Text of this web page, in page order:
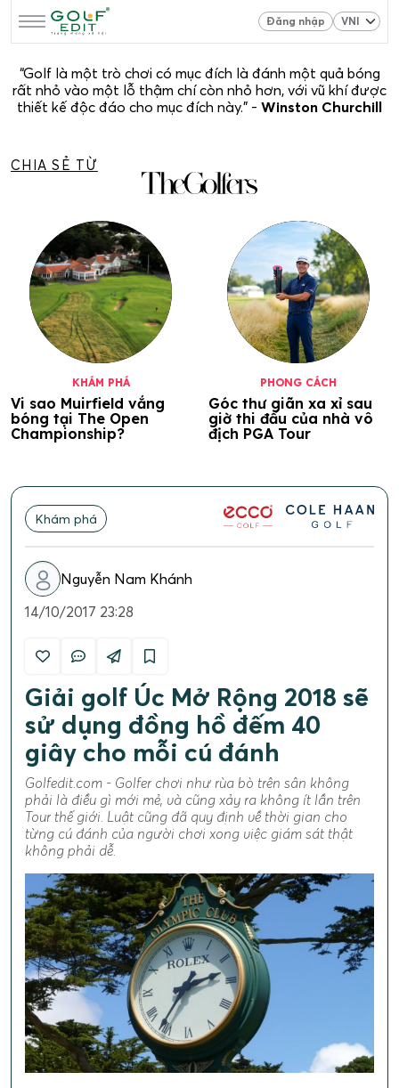
Đăng nhập
“Golf là một trò chơi có mục đích là đánh một quả bóng
rất nhỏ vào một lỗ thậm chí còn nhỏ hơn, với vũ khí được
thiết kế độc đáo cho mục đích này." - Winston Churchill
CHIA SẺ TỪ
KHÁM PHÁ
Vi sao Muirfield vắng
bóng tại The Open
Championship?
PHONG CÁCH
Góc thư giãn xa xỉ sau
giờ thi đấu của nhà vô
địch PGA Tour
Khám phá
Nguyễn Nam Khánh
14/10/2017 23:28
Giải golf Úc Mở Rộng 2018 sẽ
sử dụng đồng hồ đếm 40
giây cho mỗi cú đánh
Golfedit.com - Golfer chơi như rùa bò trên sân không
phải là điều gì mới mẻ, và cũng xảy ra không ít lần trên
Tour thế giới. Luật cũng đã quy định về thời gian cho
từng cú đánh của người chơi xong việc giám sát thật
không phải dễ.